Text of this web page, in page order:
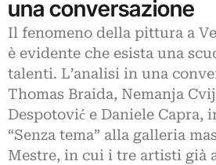
una conversazione
Il fenomeno della pittura a
è evidente che esista una
talenti. L’analisi in una
Thomas Braida, Nemanja
Despotović e Daniele Capra,
“Senza tema” alla galleria
Mestre, in cui i tre artisti già